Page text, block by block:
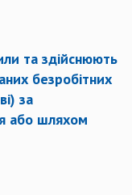
та здійснюють
безробітних
за
або шляхом